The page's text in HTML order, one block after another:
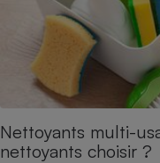
Nettoyants multi-
nettoyants choisir ?